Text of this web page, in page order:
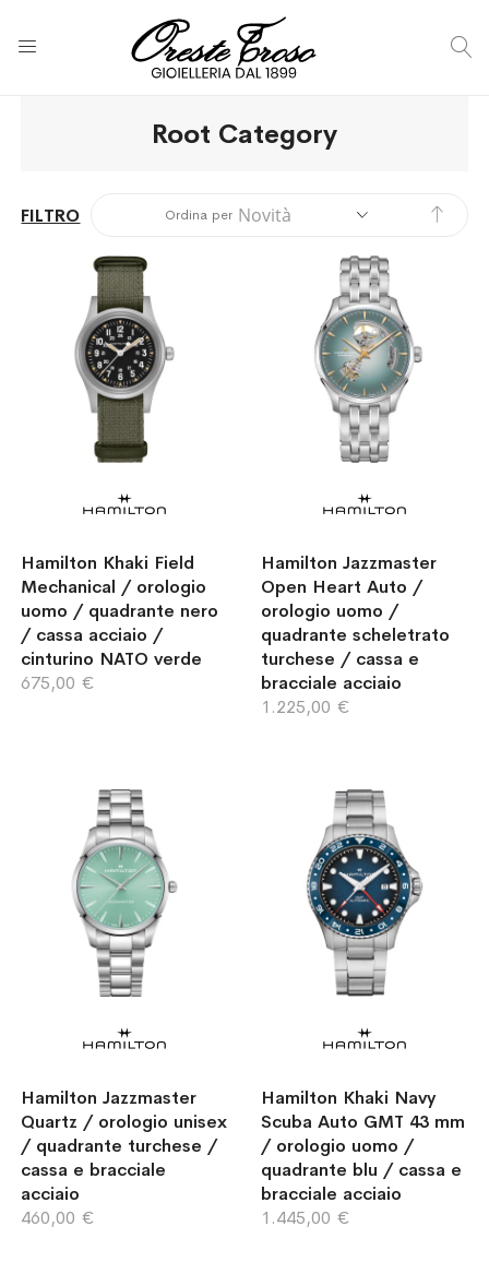
Root Category
FILTRO Ordina per
Hamilton Khaki Field
Mechanical / orologio
uomo / quadrante nero
/ cassa acciaio /
cinturino NATO verde
675,00 €
Hamilton Jazzmaster
Open Heart Auto /
orologio uomo /
quadrante scheletrato
turchese / cassa e
bracciale acciaio
1.225,00 €
Hamilton Jazzmaster
Quartz / orologio unisex
/ quadrante turchese /
cassa e bracciale
acciaio
460,00 €
Hamilton Khaki Navy
Scuba Auto GMT 43 mm
/ orologio uomo /
quadrante blu / cassa e
bracciale acciaio
1.445,00 €